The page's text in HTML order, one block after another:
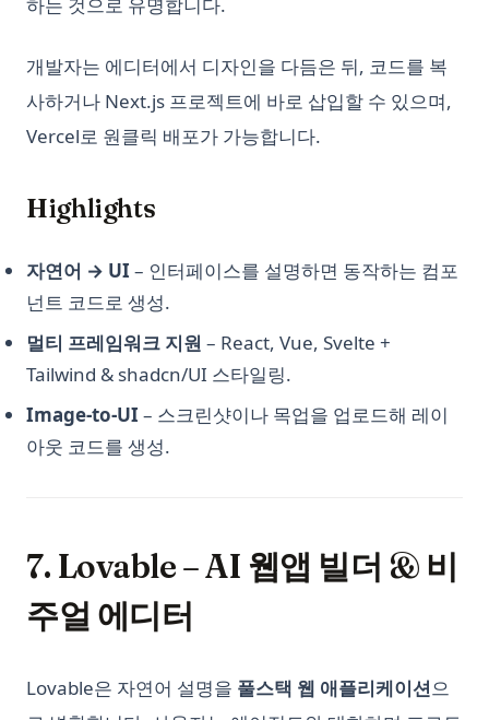
파이썬 Binning: 명확히 설명된 것
법
파이썬 무작위 샘플링: 효과적인 데이터 분석을 위한 팁과 기술
까?
파이썬 버전 확인하는 방법
파이썬 스위치 케이스: 파이썬에서 스위치 문 구현하는 방법
파이썬(Python)에서 아무것도 하지 않는 방법을 이해: pass문의
이해
파이썬과 아두이노를 활용한 창의력 개발: 포괄적인 가이드
파이썬에서 SVM: SVM이 무엇이며 어떻게 사용하는가
파이썬에서 문자열을 정수로 변환하는 방법: 쉬운 안내서
파이썬에서 텍스트 정제하기: 효과적인 데이터 정제 튜토리얼
개발자는 에디터에서 디자인을 다듬은 뒤, 코드를 복
사하거나 Next.js 프로젝트에 바로 삽입할 수 있으며,
Vercel로 원클릭 배포가 가능합니다.
Highlights
자연어 → UI – 인터페이스를 설명하면 동작하는 컴포
넌트 코드로 생성.
멀티 프레임워크 지원 – React, Vue, Svelte +
Tailwind & shadcn/UI 스타일링.
Image-to-UI – 스크린샷이나 목업을 업로드해 레이
아웃 코드를 생성.
7. Lovable – AI 웹앱 빌더 & 비
주얼 에디터
Lovable은 자연어 설명을 풀스택 웹 애플리케이션으